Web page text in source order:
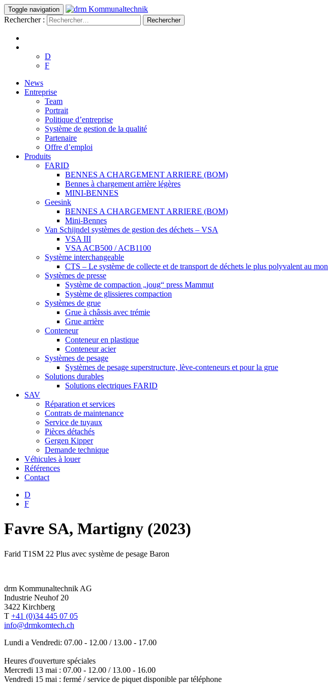
Toggle navigation
Rechercher :
D
F
News
Entreprise
Team
Portrait
Politique d’entreprise
Système de gestion de la qualité
Partenaire
Offre d’emploi
Produits
FARID
BENNES A CHARGEMENT ARRIERE (BOM)
Bennes à chargement arrière légères
MINI-BENNES
Geesink
BENNES A CHARGEMENT ARRIERE (BOM)
Mini-Bennes
Van Schijndel systèmes de gestion des déchets – VSA
VSA III
VSA ACB500 / ACB1100
Système interchangeable
CTS – Le système de collecte et de transport de déchets le plus polyvalent au
Systèmes de presse
Système de compaction „joug“ press Mammut
Système de glissieres compaction
Systèmes de grue
Grue à châssis avec trémie
Grue arrière
Conteneur
Conteneur en plastique
Conteneur acier
Systèmes de pesage
Systèmes de pesage superstructure, lève-conteneurs et pour la grue
Solutions durables
Solutions electriques FARID
SAV
Réparation et services
Contrats de maintenance
Service de tuyaux
Pièces détachés
Gergen Kipper
Demande technique
Véhicules à louer
Références
Contact
D
F
Favre SA, Martigny (2023)
Farid T1SM 22 Plus avec système de pesage Baron
drm Kommunaltechnik AG
Industrie Neuhof 20
3422 Kirchberg
T +41 (0)34 445 07 05
info@drmkomtech.ch
Lundi a Vendredi: 07.00 - 12.00 / 13.00 - 17.00
Heures d'ouverture spéciales
Mercredi 13 mai : 07.00 - 12.00 / 13.00 - 16.00
Vendredi 15 mai : fermé / service de piquet disponible par téléphone